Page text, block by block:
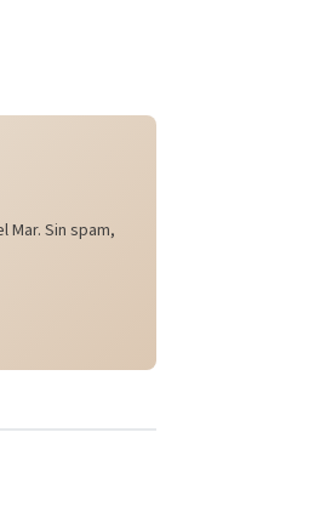
Mar. Sin spam,